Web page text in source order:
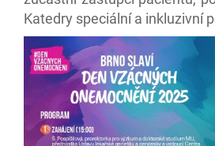
Katedry speciální a inkluzivní